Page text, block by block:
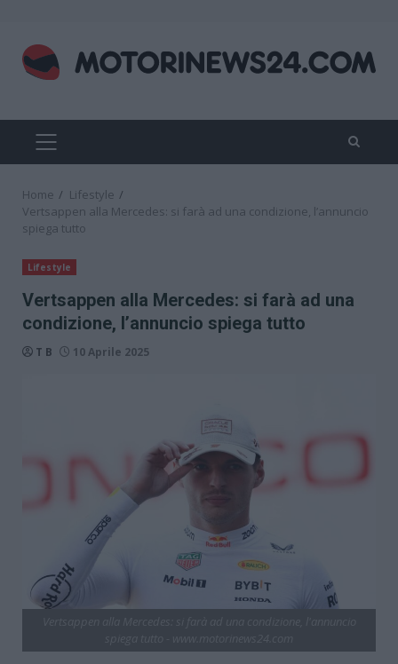
content
PRIMARY
MENU
Home
Lifestyle
Vertsappen alla Mercedes: si farà ad una condizione, l’annuncio
spiega tutto
Lifestyle
Vertsappen alla Mercedes: si farà ad una
condizione, l’annuncio spiega tutto
T B 10 Aprile 2025